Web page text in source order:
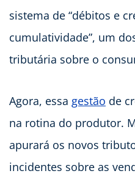
sistema de “débitos e
cumulatividade”, um
tributária sobre o
Agora, essa gestão de
na rotina do produtor.
apurará os novos
incidentes sobre as